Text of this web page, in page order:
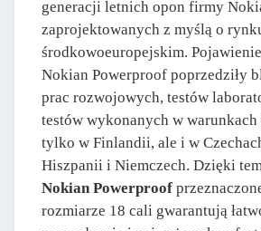
generacji letnich opon firmy
zaprojektowanych z myślą o
środkowoeuropejskim.
Nokian Powerproof poprzedziły
prac rozwojowych, testów
testów wykonanych w
tylko w Finlandii, ale i w
Hiszpanii i Niemczech. Dzięki
Nokian Powerproof
rozmiarze 18 cali gwarantują